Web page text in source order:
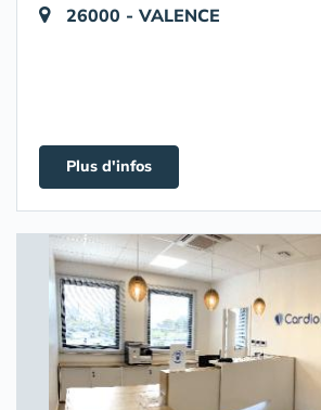
26000 - VALENCE
Plus d'infos